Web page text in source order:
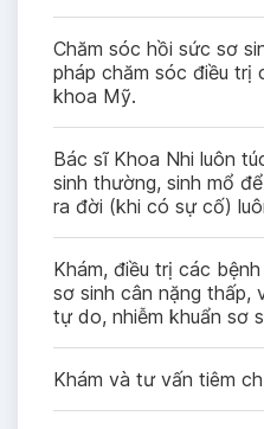
Chăm sóc hồi sức sơ
pháp chăm sóc điều trị
khoa Mỹ.
Bác sĩ Khoa Nhi luôn
sinh thường, sinh mổ
ra đời (khi có sự cố)
Khám, điều trị các
sơ sinh cân nặng thấp,
tự do, nhiễm khuẩn sơ
Khám và tư vấn tiêm